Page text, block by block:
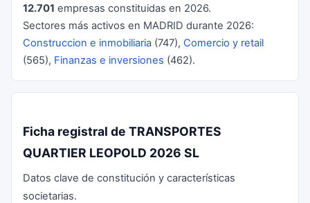
12.701 empresas constituidas en 2026.
Sectores más activos en MADRID durante 2026:
Construccion e inmobiliaria (747), Comercio y retail
(565), Finanzas e inversiones (462).
Ficha registral de TRANSPORTES
QUARTIER LEOPOLD 2026 SL
Datos clave de constitución y características
societarias.